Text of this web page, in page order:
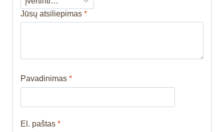
Jūsų atsiliepimas *
Pavadinimas *
El. paštas *